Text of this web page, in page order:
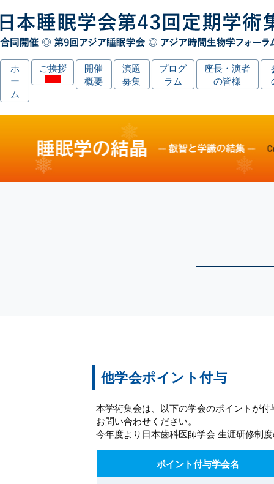
ホ
ー
ム
ご挨拶
開催
概要
演題
募集
プログ
ラム
座長・演者
の皆様
他学会ポイント付与
本学術集会は、以下の学会のポイントが
お問い合わせください。
今年度より日本歯科医師学会 生涯研修制
ポイント付与学会名